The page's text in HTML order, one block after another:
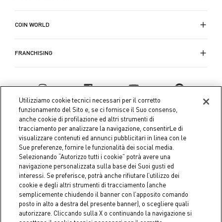
flanella singolosono perfette per i più giovani,
offrendo morbidezza e calore per un sonno sereno.
collezione online e trova ilset di lenzuola
matrimoniali e per letto singolo
perfetto per il tuo
letto. Acquista ora sul sito Coin per un riposo
COIN WORLD
FRANCHISING
Coin S.p.A. Tax code / VAT number 04391480276, share capital
€ 10.000.000,00 fully paid up
Company data Cookie Policy Privacy Policy Legal
Utilizziamo cookie tecnici necessari per il corretto
funzionamento del Sito e, se ci fornisce il Suo consenso,
anche cookie di profilazione ed altri strumenti di
tracciamento per analizzare la navigazione, consentirLe di
visualizzare contenuti ed annunci pubblicitari in linea con le
Sue preferenze, fornire le funzionalità dei social media.
Selezionando “Autorizzo tutti i cookie” potrà avere una
navigazione personalizzata sulla base dei Suoi gusti ed
interessi. Se preferisce, potrà anche rifiutare l’utilizzo dei
cookie e degli altri strumenti di tracciamento (anche
semplicemente chiudendo il banner con l’apposito comando
posto in alto a destra del presente banner), o scegliere quali
autorizzare. Cliccando sulla X o continuando la navigazione si